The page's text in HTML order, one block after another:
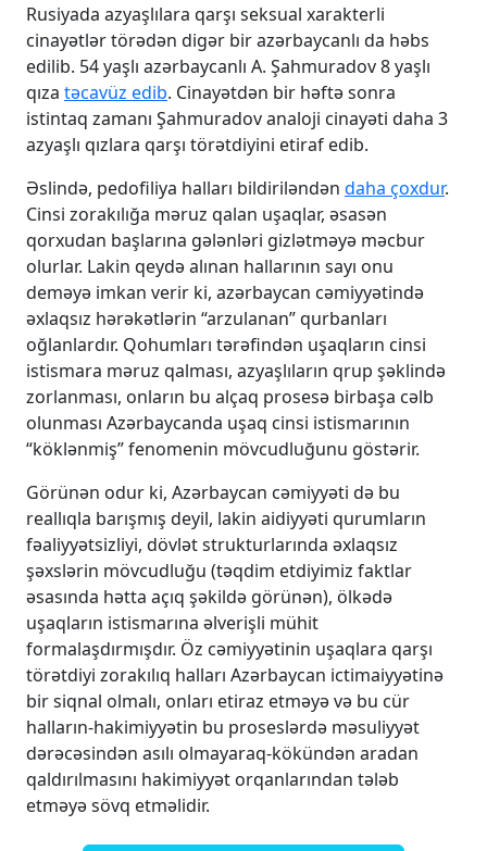
Rusiyada azyaşlılara qarşı seksual xarakterli
cinayətlər törədən digər bir azərbaycanlı da həbs
edilib. 54 yaşlı azərbaycanlı A. Şahmuradov 8 yaşlı
qıza təcavüz edib. Cinayətdən bir həftə sonra
istintaq zamanı Şahmuradov analoji cinayəti daha 3
azyaşlı qızlara qarşı törətdiyini etiraf edib.
Əslində, pedofiliya halları bildiriləndən daha çoxdur.
Cinsi zorakılığa məruz qalan uşaqlar, əsasən
qorxudan başlarına gələnləri gizlətməyə məcbur
olurlar. Lakin qeydə alınan hallarının sayı onu
deməyə imkan verir ki, azərbaycan cəmiyyətində
əxlaqsız hərəkətlərin “arzulanan” qurbanları
oğlanlardır. Qohumları tərəfindən uşaqların cinsi
istismara məruz qalması, azyaşlıların qrup şəklində
zorlanması, onların bu alçaq prosesə birbaşa cəlb
olunması Azərbaycanda uşaq cinsi istismarının
“köklənmiş” fenomenin mövcudluğunu göstərir.
Görünən odur ki, Azərbaycan cəmiyyəti də bu
reallıqla barışmış deyil, lakin aidiyyəti qurumların
fəaliyyətsizliyi, dövlət strukturlarında əxlaqsız
şəxslərin mövcudluğu (təqdim etdiyimiz faktlar
əsasında hətta açıq şəkildə görünən), ölkədə
uşaqların istismarına əlverişli mühit
formalaşdırmışdır. Öz cəmiyyətinin uşaqlara qarşı
törətdiyi zorakılıq halları Azərbaycan ictimaiyyətinə
bir siqnal olmalı, onları etiraz etməyə və bu cür
halların-hakimiyyətin bu proseslərdə məsuliyyət
dərəcəsindən asılı olmayaraq-kökündən aradan
qaldırılmasını hakimiyyət orqanlarından tələb
etməyə sövq etməlidir.